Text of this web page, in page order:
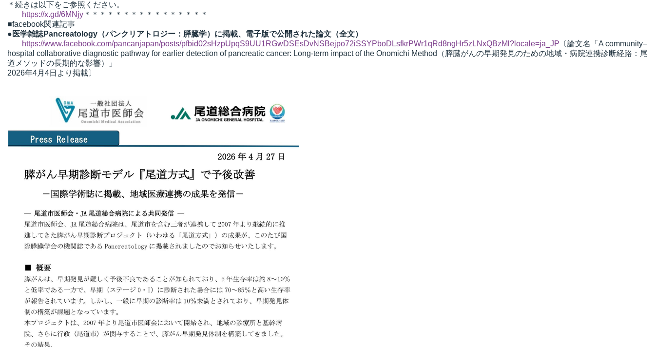
＊続きは以下をご参照ください。
https://x.gd/6MNjy ＊＊＊＊＊＊＊＊＊＊＊＊＊＊＊＊
■facebook関連記事
●医学雑誌Pancreatology（パンクリアトロジー：膵臓学）に掲載、電子版で公開された論文（全文）
https://www.facebook.com/pancanjapan/posts/pfbid02sHzpUpqS9UU1RGwDSEsDvNSBejpo72iSSYPboDLsfkrPWr1qRd8ngHr5zLNxQBzMl?locale=ja_JP 〔論文名「A community–
hospital collaborative diagnostic pathway for earlier detection of pancreatic cancer: Long-term impact of the Onomichi Method（膵臓がんの早期発見のための地域・病院連携診断経路：尾
道メソッドの長期的な影響）」
2026年4月4日より掲載〕